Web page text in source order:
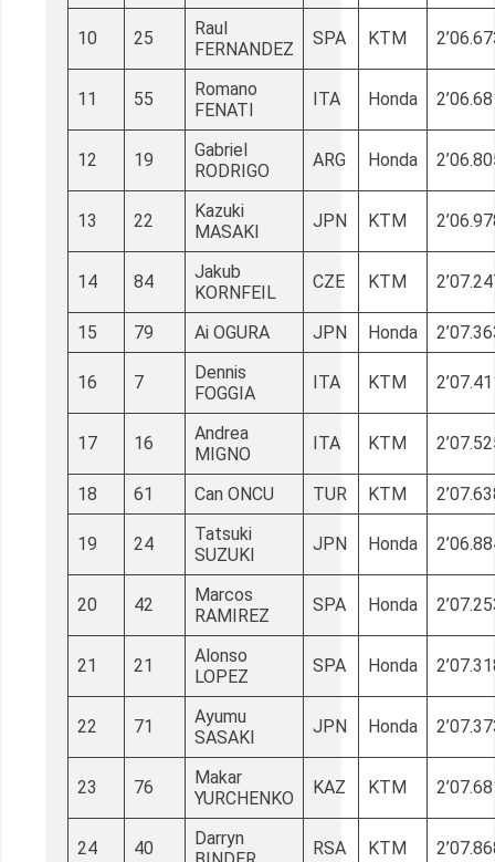
10 25
Raul
FERNANDEZ
SPA KTM
11 55
Romano
FENATI
ITA Honda
12 19
Gabriel
RODRIGO
ARG Honda
13 22
Kazuki
MASAKI
JPN KTM
14 84
Jakub
KORNFEIL
CZE KTM
15 79 Ai OGURA JPN Honda
16 7
Dennis
FOGGIA
ITA KTM
17 16
Andrea
MIGNO
ITA KTM
18 61 Can ONCU TUR KTM
19 24
Tatsuki
SUZUKI
JPN Honda
20 42
Marcos
RAMIREZ
SPA Honda
21 21
Alonso
LOPEZ
SPA Honda
22 71
Ayumu
SASAKI
JPN Honda
23 76
Makar
YURCHENKO
KAZ KTM
24 40
Darryn
RSA KTM